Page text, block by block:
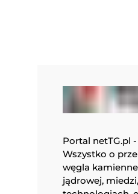
Portal netTG.pl
Wszystko o
węgla
jądrowej,